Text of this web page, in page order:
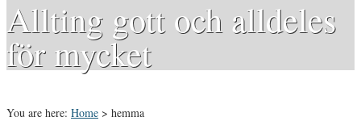
Allting gott och alldeles
för mycket
You are here: Home > hemma